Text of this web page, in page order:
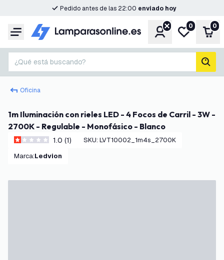
Pedido antes de las 22:00 enviado hoy
Menú CuentaMi lista de
0 0
¿Qué está buscando?
Oficina
1m Iluminación con rieles LED - 4 Focos de Carril - 3W -
2700K - Regulable - Monofásico - Blanco
1 estrellas de puntuación
1.0 (1) SKU: LVT10002_1m4s_2700K
Marca: Ledvion